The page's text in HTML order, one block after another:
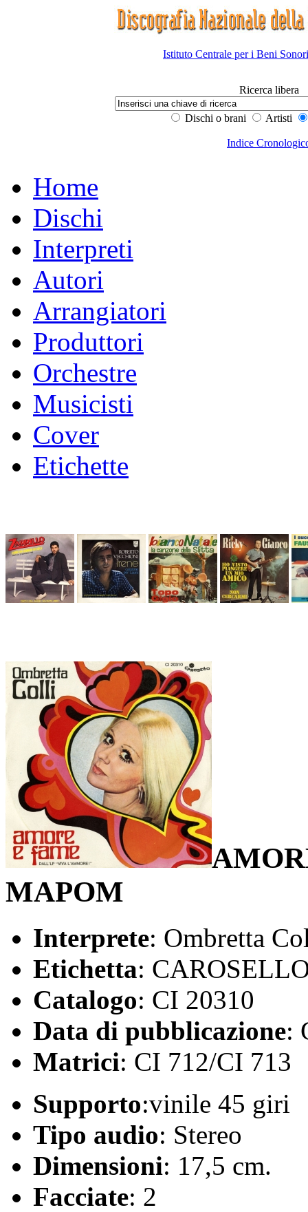
Istituto Centrale per i Beni
Ricerca libera
Dischi o brani Artisti
Indice
Home
Dischi
Interpreti
Autori
Arrangiatori
Produttori
Orchestre
Musicisti
Cover
Etichette
MAPOM
Interprete: Ombretta
Etichetta:
Catalogo: CI 20310
Data di pubblicazione:
Matrici: CI 712/CI 713
Supporto:vinile 45 giri
Tipo audio: Stereo
Dimensioni: 17,5 cm.
Facciate: 2